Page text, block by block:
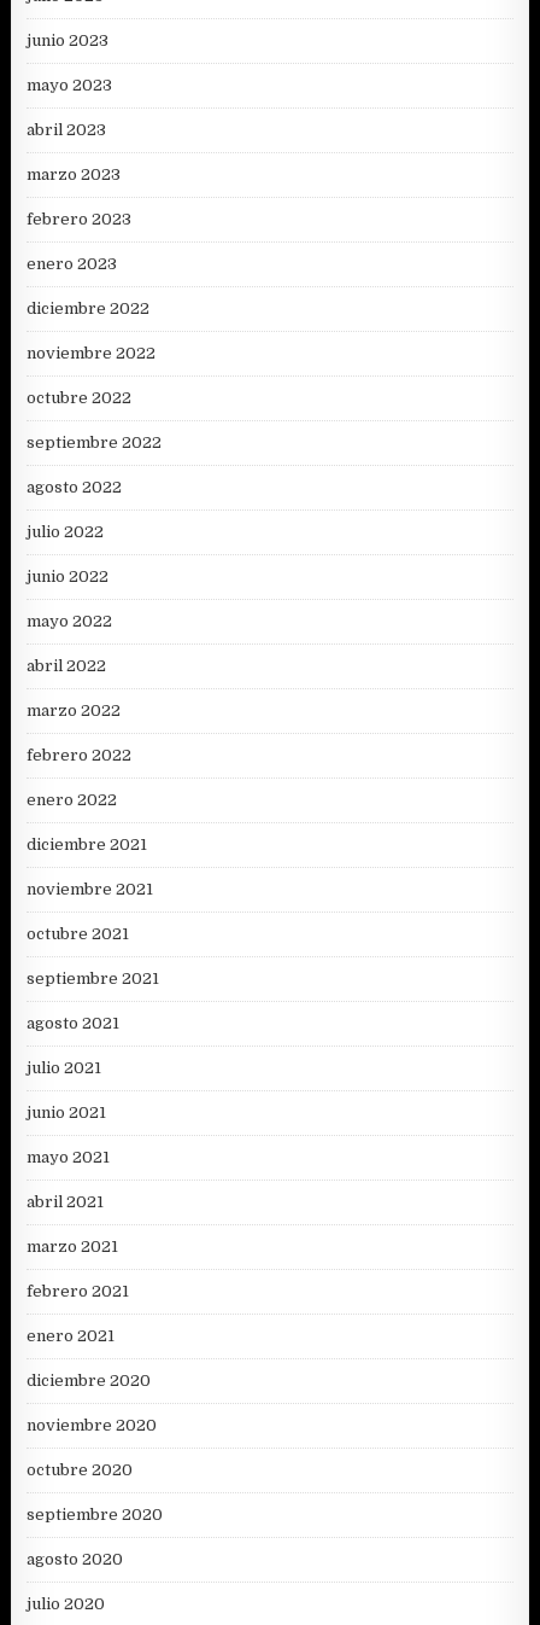
junio 2023
mayo 2023
abril 2023
marzo 2023
febrero 2023
enero 2023
diciembre 2022
noviembre 2022
octubre 2022
septiembre 2022
agosto 2022
julio 2022
junio 2022
mayo 2022
abril 2022
marzo 2022
febrero 2022
enero 2022
diciembre 2021
noviembre 2021
octubre 2021
septiembre 2021
agosto 2021
julio 2021
junio 2021
mayo 2021
abril 2021
marzo 2021
febrero 2021
enero 2021
diciembre 2020
noviembre 2020
octubre 2020
septiembre 2020
agosto 2020
julio 2020